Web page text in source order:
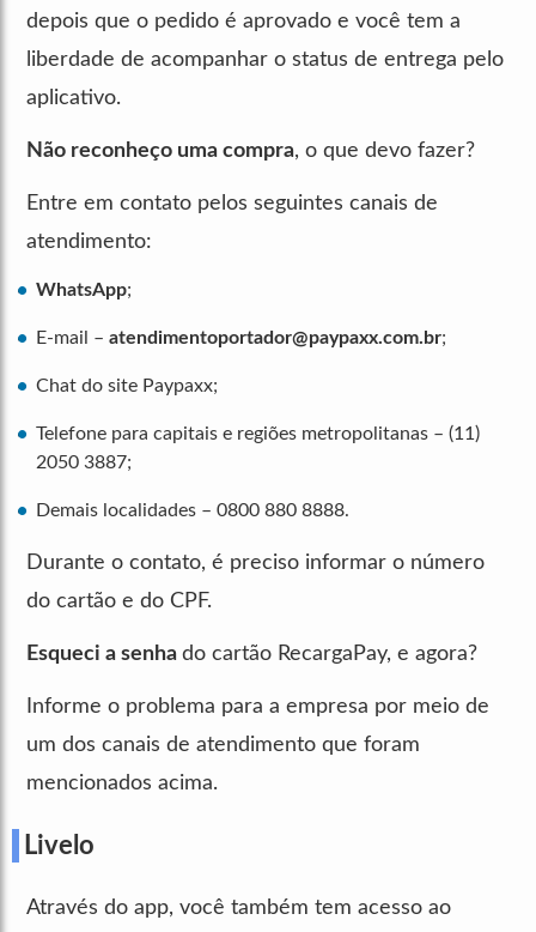
depois que o pedido é aprovado e você tem a
liberdade de acompanhar o status de entrega pelo
aplicativo.
Não reconheço uma compra, o que devo fazer?
Entre em contato pelos seguintes canais de
atendimento:
WhatsApp;
E-mail – atendimentoportador@paypaxx.com.br;
Chat do site Paypaxx;
Telefone para capitais e regiões metropolitanas – (11)
2050 3887;
Demais localidades – 0800 880 8888.
Durante o contato, é preciso informar o número
do cartão e do CPF.
Esqueci a senha do cartão RecargaPay, e agora?
Informe o problema para a empresa por meio de
um dos canais de atendimento que foram
mencionados acima.
Livelo
Através do app, você também tem acesso ao